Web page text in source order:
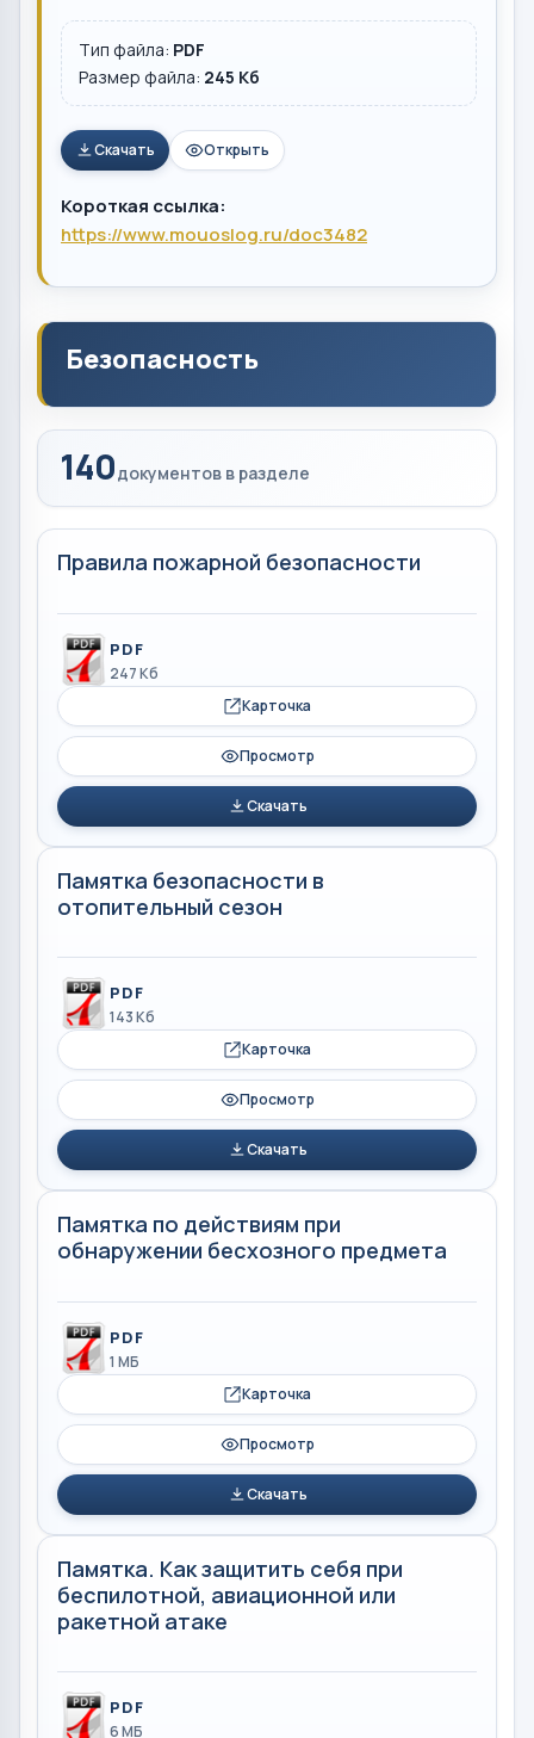
Тип файла: PDF
Размер файла: 245 Кб
Скачать Открыть
Короткая ссылка:
https://www.mouoslog.ru/doc3482
Безопасность
140документов в разделе
Правила пожарной безопасности
PDF
247 Кб
Карточка
Просмотр
Скачать
Памятка безопасности в
отопительный сезон
PDF
143 Кб
Карточка
Просмотр
Скачать
Памятка по действиям при
обнаружении бесхозного предмета
PDF
1 МБ
Карточка
Просмотр
Скачать
Памятка. Как защитить себя при
беспилотной, авиационной или
ракетной атаке
PDF
6 МБ